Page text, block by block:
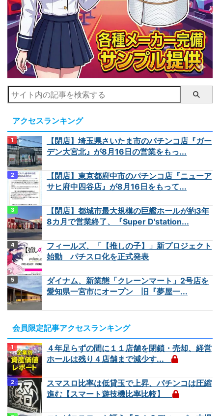
アクセスランキング
【閉店】埼玉県さいたま市のパチンコ店『ガー
デン大宮北』が8月16日の営業をもっ...
【閉店】東京都府中市のパチンコ店『ニューア
サヒ府中四谷店』が8月16日をもって...
【閉店】都城市最大規模の巨艦ホールが約3年
8カ月で営業終了、『Super D'station...
フィールズ、「【推しの子】」新プロジェクト
始動 パチスロ化を正式発表
ダイナム、新業態「クレーンマート」2号店を
愛知県一宮市にオープン 旧『夢屋一...
会員限定記事アクセスランキング
４年足らずの間に１１店舗を閉鎖・売却、経営
ホールは残り４店舗まで減少す...
スマスロ比率は低貸玉で上昇、パチンコは圧縮
進む【スマート遊技機比率比較】